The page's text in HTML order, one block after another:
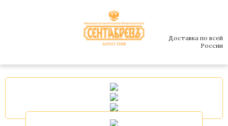
Доставка по всей
России